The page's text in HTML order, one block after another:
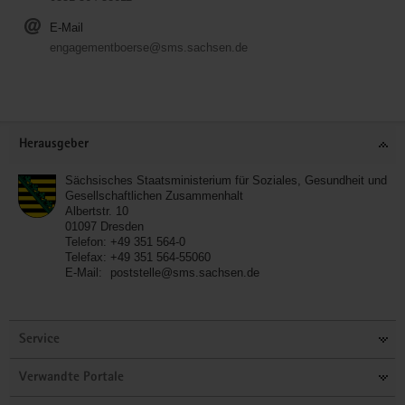
E-Mail
engagementboerse@sms.sachsen.de
Herausgeber
Sächsisches Staatsministerium für Soziales, Gesundheit und
Gesellschaftlichen Zusammenhalt
Albertstr. 10
01097 Dresden
Telefon: +49 351 564-0
Telefax: +49 351 564-55060
E-Mail:
poststelle@sms.sachsen.de
Service
Verwandte Portale